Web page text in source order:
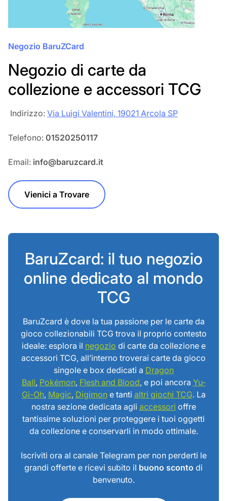
Negozio BaruZCard
Negozio di carte da
collezione e accessori TCG
‎‎ Indirizzo: Via Luigi Valentini, 19021 Arcola SP
Telefono: 01520250117
Email: info@baruzcard.it
Vienici a Trovare
BaruZcard: il tuo negozio
online dedicato al mondo
TCG
BaruZcard è dove la tua passione per le carte da
gioco collezionabili TCG trova il proprio contesto
ideale: esplora il negozio di carte da collezione e
accessori TCG, all’interno troverai carte da gioco
singole e box dedicati a Dragon
Ball, Pokémon, Flesh and Blood, e poi ancora Yu-
Gi-Oh, Magic, Digimone tanti altri giochi TCG. La
nostra sezione dedicata agli accessori offre
tantissime soluzioni per proteggere i tuoi oggetti
da collezione e conservarli in modo ottimale.
Iscriviti ora al canale Telegram per non perderti le
grandi offerte e ricevi subito il buono sconto di
benvenuto.